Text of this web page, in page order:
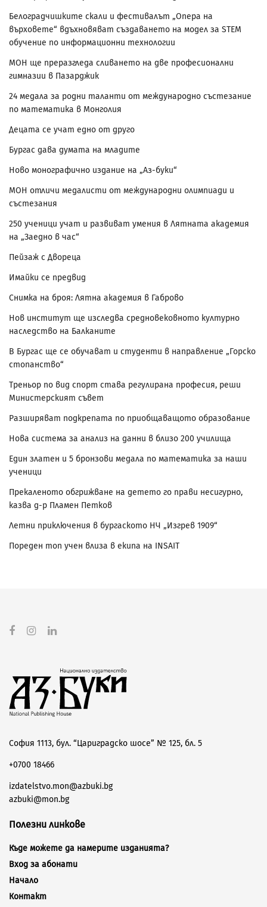
Белоградчишките скали и фестивалът „Опера на
върховете“ вдъхновяват създаването на модел за STEM
обучение по информационни технологии
МОН ще преразгледа сливането на две професионални
гимназии в Пазарджик
24 медала за родни таланти от международно състезание
по математика в Монголия
Децата се учат едно от друго
Бургас дава думата на младите
Ново монографично издание на „Аз-буки“
МОН отличи медалисти от международни олимпиади и
състезания
250 ученици учат и развиват умения в Лятната академия
на „Заедно в час“
Пейзаж с Двореца
Имайки се предвид
Снимка на броя: Лятна академия в Габрово
Нов институт ще изследва средновековното културно
наследство на Балканите
В Бургас ще се обучават и студенти в направление „Горско
стопанство“
Треньор по вид спорт става регулирана професия, реши
Министерският съвет
Разширяват подкрепата по приобщаващото образование
Нова система за анализ на данни в близо 200 училища
Един златен и 5 бронзови медала по математика за наши
ученици
Прекаленото обгрижване на детето го прави несигурно,
казва д-р Пламен Петков
Летни приключения в бургаското НЧ „Изгрев 1909“
Пореден топ учен влиза в екипа на INSAIT
София 1113, бул. “Цариградско шосе” № 125, бл. 5
+0700 18466
izdatelstvo.mon@azbuki.bg
azbuki@mon.bg
Полезни линкове
Къде можете да намерите изданията?
Вход за абонати
Начало
Контакт